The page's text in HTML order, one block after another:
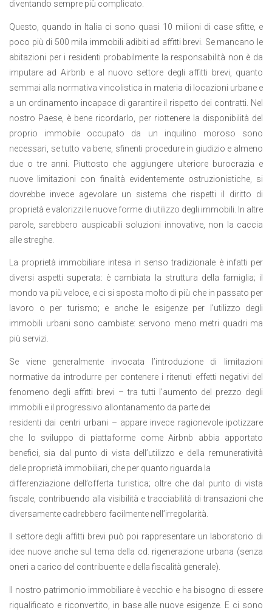
diventando sempre più complicato.
Questo, quando in Italia ci sono quasi 10 milioni di case sfitte, e
poco più di 500 mila immobili adibiti ad affitti brevi. Se mancano le
abitazioni per i residenti probabilmente la responsabilità non è da
imputare ad Airbnb e al nuovo settore degli affitti brevi, quanto
semmai alla normativa vincolistica in materia di locazioni urbane e
a un ordinamento incapace di garantire il rispetto dei contratti. Nel
nostro Paese, è bene ricordarlo, per riottenere la disponibilità del
proprio immobile occupato da un inquilino moroso sono
necessari, se tutto va bene, sfinenti procedure in giudizio e almeno
due o tre anni. Piuttosto che aggiungere ulteriore burocrazia e
nuove limitazioni con finalità evidentemente ostruzionistiche, si
dovrebbe invece agevolare un sistema che rispetti il diritto di
proprietà e valorizzi le nuove forme di utilizzo degli immobili. In altre
parole, sarebbero auspicabili soluzioni innovative, non la caccia
alle streghe.
La proprietà immobiliare intesa in senso tradizionale è infatti per
diversi aspetti superata: è cambiata la struttura della famiglia; il
mondo va più veloce, e ci si sposta molto di più che in passato per
lavoro o per turismo; e anche le esigenze per l’utilizzo degli
immobili urbani sono cambiate: servono meno metri quadri ma
più servizi.
Se viene generalmente invocata l’introduzione di limitazioni
normative da introdurre per contenere i ritenuti effetti negativi del
fenomeno degli affitti brevi – tra tutti l’aumento del prezzo degli
immobili e il progressivo allontanamento da parte dei
residenti dai centri urbani – appare invece ragionevole ipotizzare
che lo sviluppo di piattaforme come Airbnb abbia apportato
benefici, sia dal punto di vista dell’utilizzo e della remuneratività
delle proprietà immobiliari, che per quanto riguarda la
differenziazione dell’offerta turistica; oltre che dal punto di vista
fiscale, contribuendo alla visibilità e tracciabilità di transazioni che
diversamente cadrebbero facilmente nell’irregolarità.
Il settore degli affitti brevi può poi rappresentare un laboratorio di
idee nuove anche sul tema della cd. rigenerazione urbana (senza
oneri a carico del contribuente e della fiscalità generale).
Il nostro patrimonio immobiliare è vecchio e ha bisogno di essere
riqualificato e riconvertito, in base alle nuove esigenze. E ci sono